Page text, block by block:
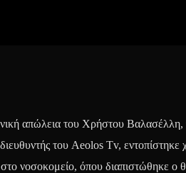
απώλεια του Χρήστου Βαλασέλλη,
του Aeolos Tv, εντοπίστηκε
νοσοκομείο, όπου διαπιστώθηκε ο